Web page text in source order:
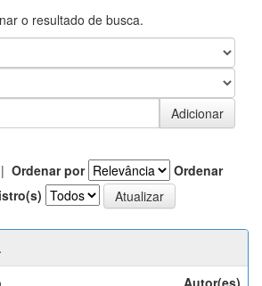
o resultado de busca.
| Ordenar por
Ordenar
Autor(es)